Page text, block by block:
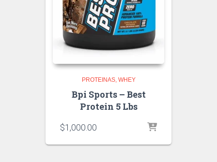
PROTEINAS WHEY
Bpi Sports – Best
Protein 5 Lbs
$1,000.00